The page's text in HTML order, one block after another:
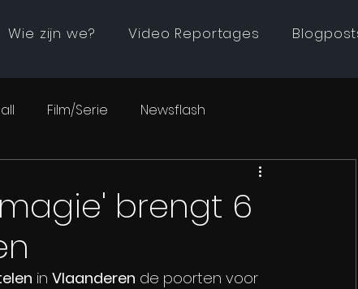
Wie zijn we? Video Reportages
Film/Serie Newsflash
brengt 6
in Vlaanderen de poorten voor